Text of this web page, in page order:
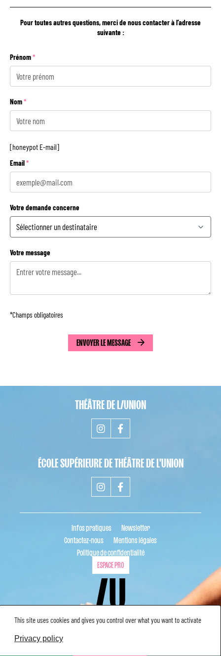
Pour toutes autres questions, merci de nous contacter à l’adresse
suivante :
Prénom
Nom
[honeypot E-mail]
Email
Votre demande concerne
Votre message
*Champs obligatoires
THÉÂTRE DE L/UNION
ÉCOLE SUPÉRIEURE DE THÉÂTRE DE L'UNION
Infos pratiques
Newsletter
Contactez-nous
Mentions légales
Politique de confidentialité
ESPACE PRO
This site uses cookies and gives you control over what you want to activate
Privacy policy